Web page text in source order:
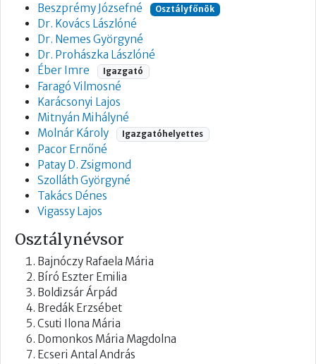
Beszprémy Józsefné
Osztályfőnök
Dr. Kovács Lászlóné
Dr. Nemes Györgyné
Dr. Prohászka Lászlóné
Éber Imre
Igazgató
Faragó Vilmosné
Karácsonyi Lajos
Mitnyán Mihályné
Molnár Károly
Igazgatóhelyettes
Pacor Ernőné
Patay D. Zsigmond
Szolláth Györgyné
Takács Dénes
Vigassy Lajos
Osztálynévsor
Bajnóczy Rafaela Mária
Bíró Eszter Emilia
Boldizsár Árpád
Bredák Erzsébet
Csuti Ilona Mária
Domonkos Mária Magdolna
Ecseri Antal András